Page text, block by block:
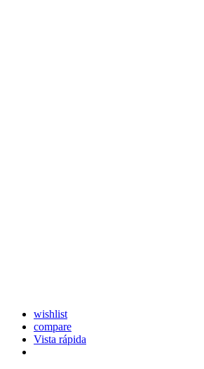
wishlist
compare
Vista rápida